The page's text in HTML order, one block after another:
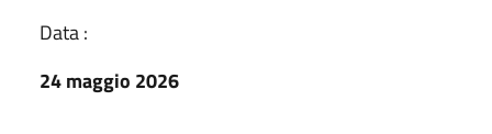
Data :
24 maggio 2026